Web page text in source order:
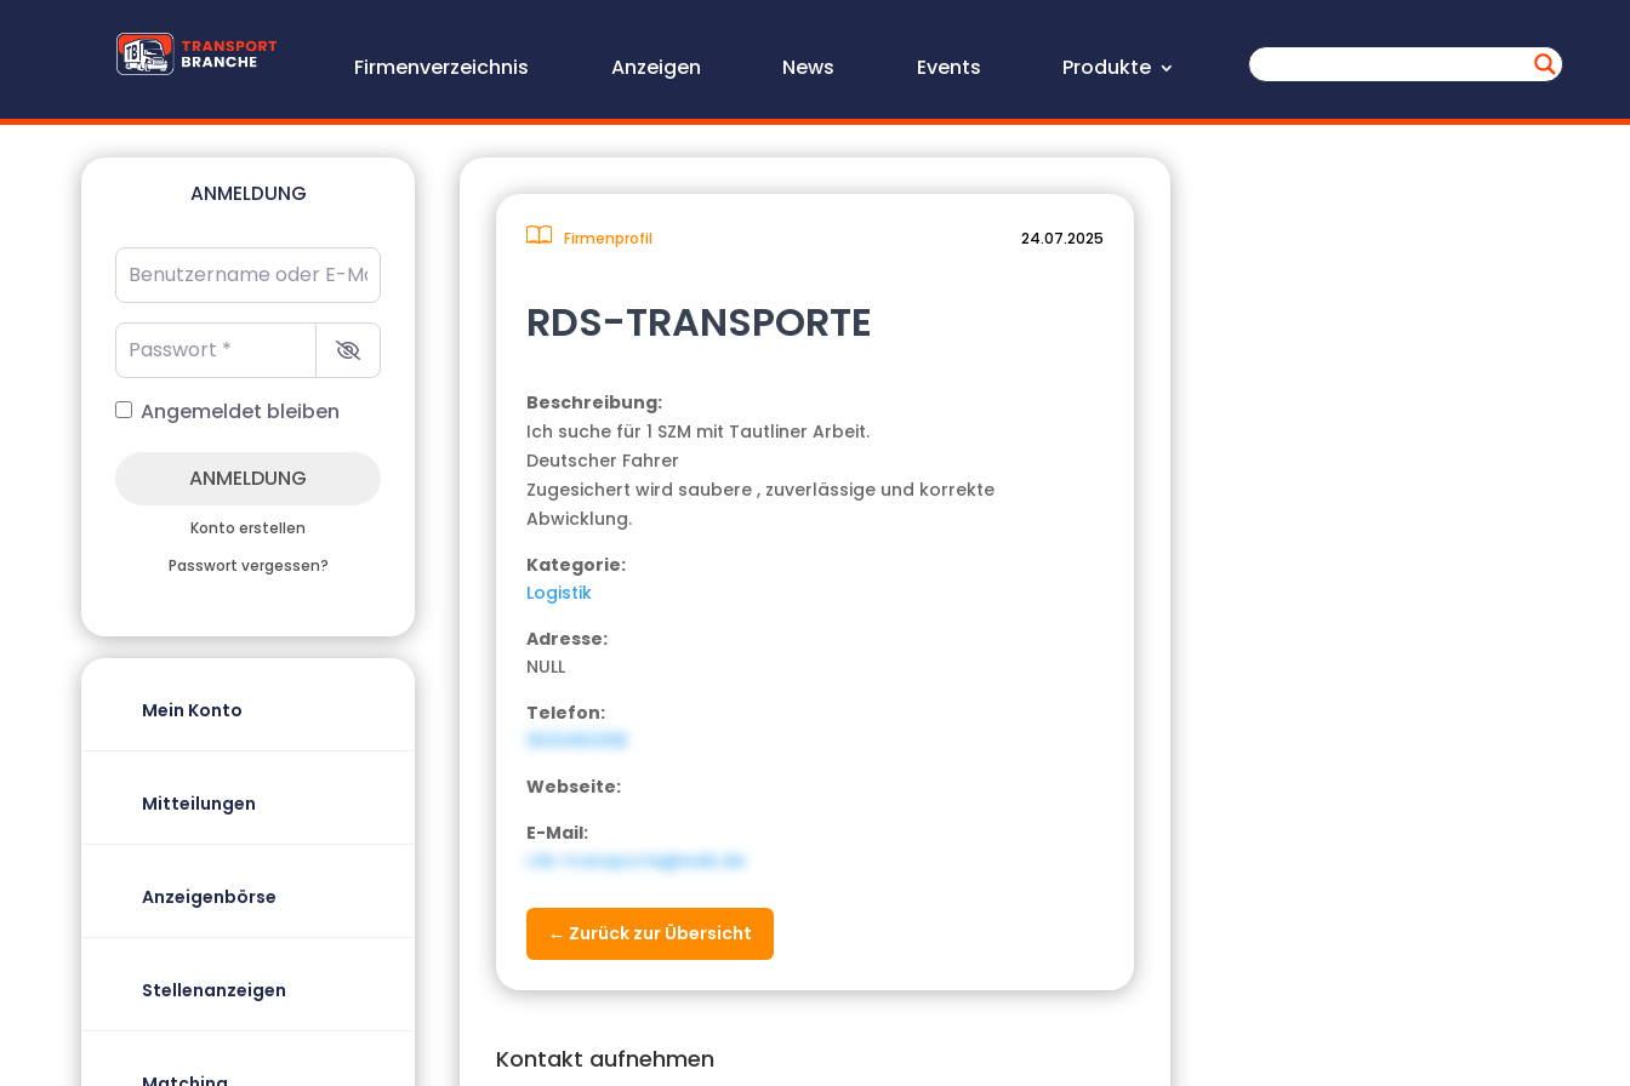
Firmenverzeichnis Anzeigen News Events Produkte
ANMELDUNG
Benutzername oder E-Mail-Adresse
Passwort
Angemeldet bleiben
ANMELDUNG
Konto erstellen
Passwort vergessen?
Mein Konto
Mitteilungen
Anzeigenbörse
Stellenanzeigen
Firmenprofil 24.07.2025
RDS-TRANSPORTE
Beschreibung:
Ich suche für 1 SZM mit Tautliner Arbeit.
Deutscher Fahrer
Zugesichert wird saubere , zuverlässige und korrekte
Abwicklung.
Kategorie:
Logistik
Adresse:
NULL
Telefon:
1633461298
Webseite:
E-Mail:
rds-transporte@web.de
← Zurück zur Übersicht
Kontakt aufnehmen